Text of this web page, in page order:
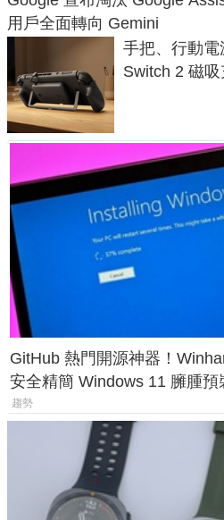
用戶全面轉向 Gemini
手把、行動
Switch 2 磁
GitHub 熱門開源神器！
安全精簡 Windows 11 臃腫預
後台追蹤
趨勢